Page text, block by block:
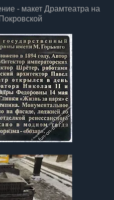
- макет Драмтеатра на